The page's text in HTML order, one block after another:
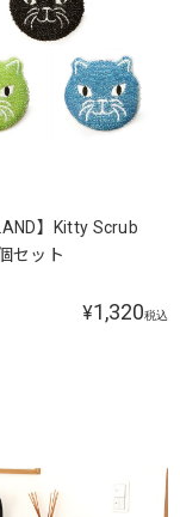
】Kitty Scrub
セット
¥1,320税込